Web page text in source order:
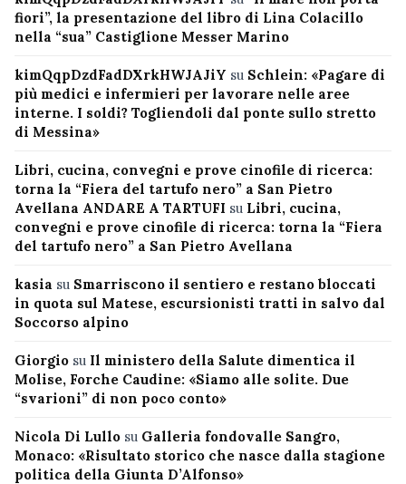
fiori”, la presentazione del libro di Lina Colacillo
nella “sua” Castiglione Messer Marino
kimQqpDzdFadDXrkHWJAJiY su Schlein: «Pagare di
più medici e infermieri per lavorare nelle aree
interne. I soldi? Togliendoli dal ponte sullo stretto
di Messina»
Libri, cucina, convegni e prove cinofile di ricerca:
torna la “Fiera del tartufo nero” a San Pietro
Avellana ANDARE A TARTUFI su Libri, cucina,
convegni e prove cinofile di ricerca: torna la “Fiera
del tartufo nero” a San Pietro Avellana
kasia su Smarriscono il sentiero e restano bloccati
in quota sul Matese, escursionisti tratti in salvo dal
Soccorso alpino
Giorgio su Il ministero della Salute dimentica il
Molise, Forche Caudine: «Siamo alle solite. Due
“svarioni” di non poco conto»
Nicola Di Lullo su Galleria fondovalle Sangro,
Monaco: «Risultato storico che nasce dalla stagione
politica della Giunta D’Alfonso»